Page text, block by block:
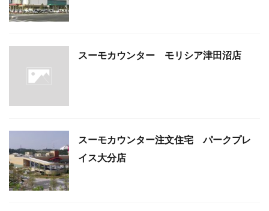
スーモカウンター モリシア津田沼店
スーモカウンター注文住宅 パークプレ
イス大分店